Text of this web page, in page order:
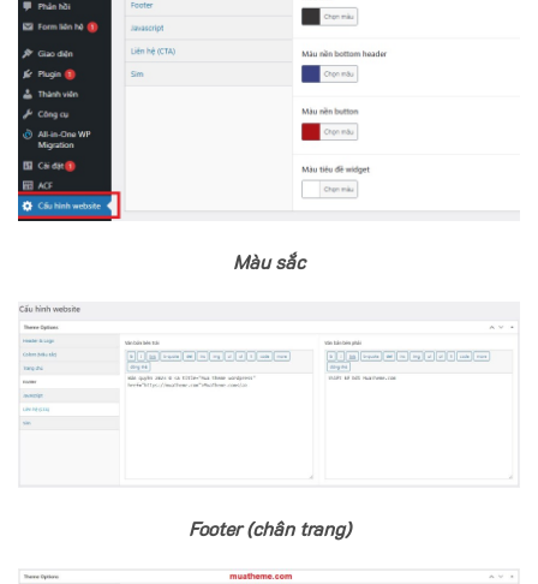
Màu sắc
Footer (chân trang)